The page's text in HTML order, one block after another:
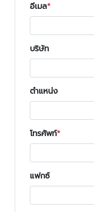
อีเมล
บริษัท
ตำแหน่ง
โทรศัพท์
แฟกซ์